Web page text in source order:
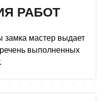
РАБОТ
замка мастер выдает
выполненных